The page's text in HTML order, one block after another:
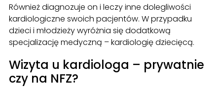
Również diagnozuje on i leczy inne dolegliwości
kardiologiczne swoich pacjentów. W przypadku
dzieci i młodzieży wyróżnia się dodatkową
specjalizację medyczną – kardiologię dziecięcą.
Wizyta u kardiologa – prywatnie
czy na NFZ?